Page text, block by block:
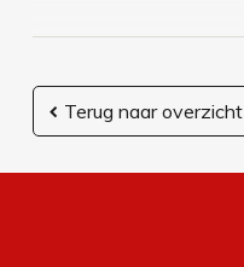
Terug naar overzicht